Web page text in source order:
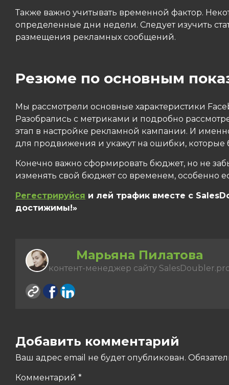
Также важно учитывать временной фактор.
определенные дни недели. Следует изучить
размещения рекламных сообщений.
Резюме по основным
Мы рассмотрели основные характеристики
Разобрались с метриками и подробно
этап в настройке рекламной кампании. И
для продвижения и укажут на ошибки, которые
Конечно важно сформировать бюджет, но не
изменять свой бюджет со временем,
Регестрируйся и лей трафик вместе с
достижимы!»
Марьяна Пилатова
контент-менеджер сайту
Добавить комментарий
Ваш адрес email не будет опубликован.
Комментарий *